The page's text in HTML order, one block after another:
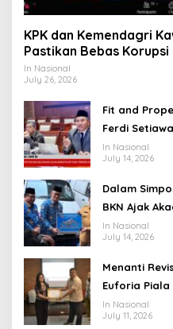
KPK dan Kemendagri
Pastikan Bebas
Ramah Lingkungan
In Nasional
July 26, 2026
Fit and
Ferdi
Transformasi
yang Adaptif
In Nasional
July 14, 2026
Dalam
BKN Ajak
Tindak
In Nasional
July 14, 2026
Menanti
Euforia Piala
Jangan
Legislasi
In Nasional
July 11, 2026